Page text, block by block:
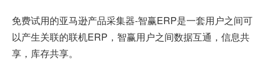
免费试用的亚马逊产品采集器-智赢ERP是一套用户之间可
以产生关联的联机ERP，智赢用户之间数据互通，信息共
享，库存共享。